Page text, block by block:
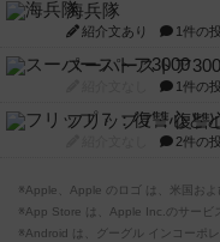
海兵隊
紹介文あり 1件の
スーパーストア
1件の
フリップ７：復讐
2件の
※Apple、Apple のロゴ は、米国お
※App Store は、Apple Inc.のサービ
※Android は、グーグル インコーポ